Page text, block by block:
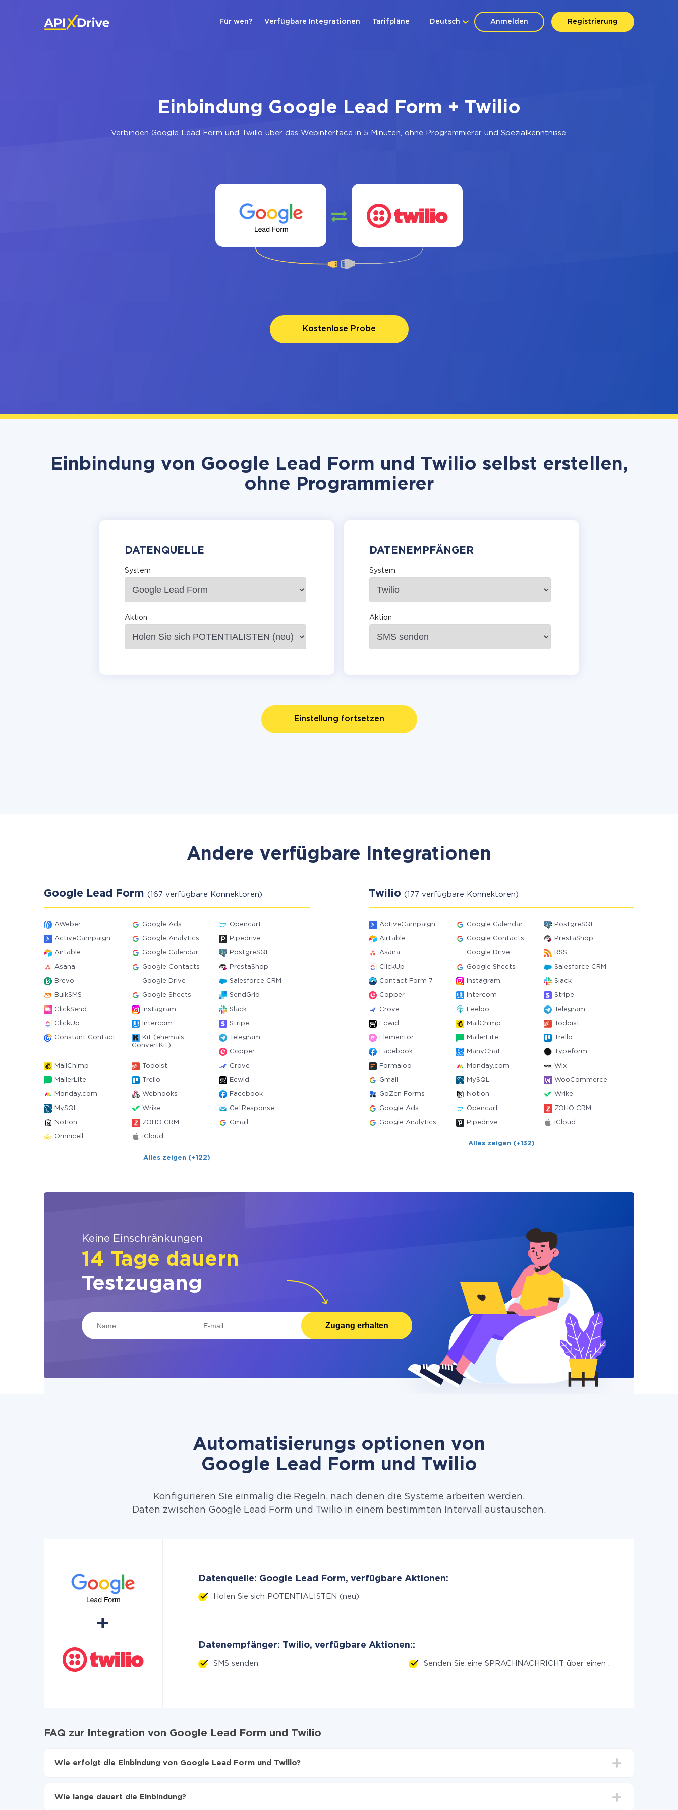
Anmelden Registrierung
Deutsch
Für wen? Verfügbare Integrationen Tarifpläne
Einbindung Google Lead Form + Twilio
Verbinden Google Lead Form und Twilio über das Webinterface in 5 Minuten, ohne Programmierer und Spezialkenntnisse.
Kostenlose Probe
Einbindung von Google Lead Form und Twilio selbst erstellen,
ohne Programmierer
DATENQUELLE
System
Aktion
DATENEMPFÄNGER
System
Aktion
Einstellung fortsetzen
Andere verfügbare Integrationen
Google Lead Form (167 verfügbare Konnektoren)
AWeber Google Ads Opencart
ActiveCampaign Google Analytics Pipedrive
Airtable Google Calendar PostgreSQL
Asana Google Contacts PrestaShop
Brevo Google Drive Salesforce CRM
BulkSMS Google Sheets SendGrid
ClickSend Instagram Slack
ClickUp Intercom Stripe
Constant Contact
Kit (ehemals
ConvertKit)
Telegram
Copper
MailChimp Todoist Crove
MailerLite Trello Ecwid
Monday.com Webhooks Facebook
MySQL Wrike GetResponse
Notion ZOHO CRM Gmail
Omnicell iCloud
Alles zeigen (+122)
Twilio (177 verfügbare Konnektoren)
ActiveCampaign Google Calendar PostgreSQL
Airtable Google Contacts PrestaShop
Asana Google Drive RSS
ClickUp Google Sheets Salesforce CRM
Contact Form 7 Instagram Slack
Copper Intercom Stripe
Crove Leeloo Telegram
Ecwid MailChimp Todoist
Elementor MailerLite Trello
Facebook ManyChat Typeform
Formaloo Monday.com Wix
Gmail MySQL WooCommerce
GoZen Forms Notion Wrike
Google Ads Opencart ZOHO CRM
Google Analytics Pipedrive iCloud
Alles zeigen (+132)
Keine Einschränkungen
14 Tage dauern
Testzugang
Zugang erhalten
Automatisierungs optionen von
Google Lead Form und Twilio
Konfigurieren Sie einmalig die Regeln, nach denen die Systeme arbeiten werden.
Daten zwischen Google Lead Form und Twilio in einem bestimmten Intervall austauschen.
Datenquelle: Google Lead Form, verfügbare Aktionen:
Holen Sie sich POTENTIALISTEN (neu)
Datenempfänger: Twilio, verfügbare Aktionen::
SMS senden Senden Sie eine SPRACHNACHRICHT über einen Anruf
FAQ zur Integration von Google Lead Form und Twilio
Wie erfolgt die Einbindung von Google Lead Form und Twilio?
Automatische Aktualisierung aktivieren
Wie lange dauert die Einbindung?